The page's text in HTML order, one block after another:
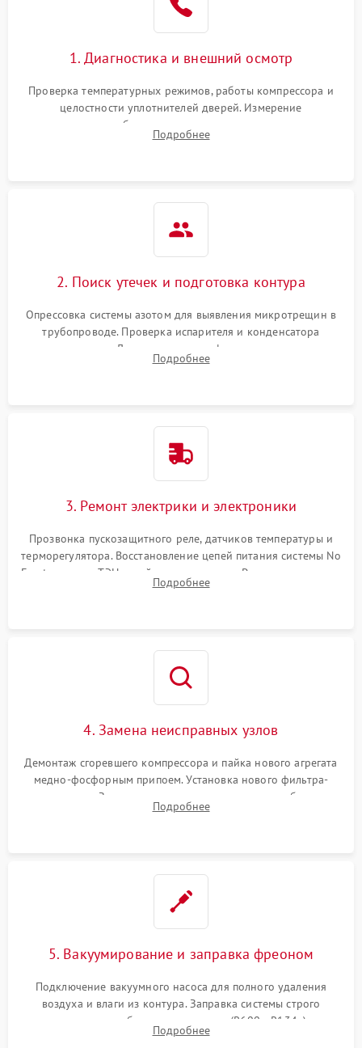
работе
2000 ₽ Подробнее →
1000 ₽
1800 ₽
1. Диагностика и внешний осмотр
Проверка температурных режимов, работы компрессора и
целостности уплотнителей дверей. Измерение
сопротивления обмоток мотора, проверка термостата и
считывание кодов ошибок с электронного дисплея.
Подробнее
2. Поиск утечек и подготовка контура
Опрессовка системы азотом для выявления микротрещин в
трубопроводе. Проверка испарителя и конденсатора
течеискателем. Демонтаж старого фильтра-осушителя и
продувка капиллярной трубки для устранения засоров.
Подробнее
3. Ремонт электрики и электроники
Прозвонка пускозащитного реле, датчиков температуры и
терморегулятора. Восстановление цепей питания системы No
Frost, включая ТЭН оттайки и вентилятор. Ремонт или замена
платы управления при сбоях алгоритмов.
Подробнее
4. Замена неисправных узлов
Демонтаж сгоревшего компрессора и пайка нового агрегата
медно-фосфорным припоем. Установка нового фильтра-
осушителя. Замена изношенных вентиляторов обдува,
сломанных заслонок или поврежденных дверных петель.
Подробнее
5. Вакуумирование и заправка фреоном
Подключение вакуумного насоса для полного удаления
воздуха и влаги из контура. Заправка системы строго
дозированным объемом хладагента (R600a, R134a) по
электронным весам. Контроль рабочего давления в системе.
Подробнее